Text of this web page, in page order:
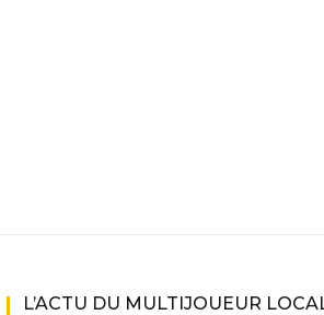
L’ACTU DU MULTIJOUEUR